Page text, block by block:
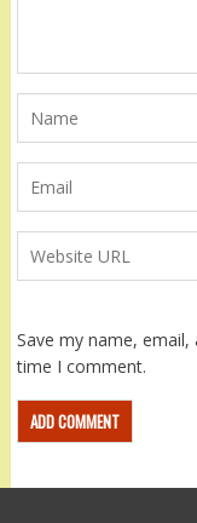
Save my name,
time I comment.